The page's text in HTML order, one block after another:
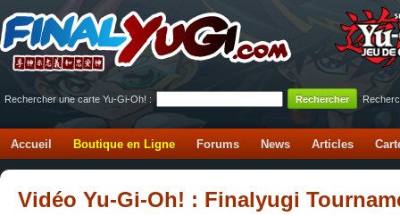
Rechercher une carte Yu-Gi-Oh! :
Accueil Boutique en Ligne Forums News Articles
Vidéo Yu-Gi-Oh! : Finalyugi